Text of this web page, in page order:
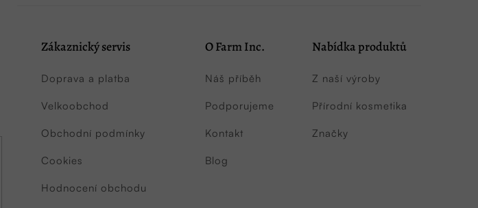
Zákaznický servis
Doprava a platba
Velkoobchod
Obchodní podmínky
Cookies
Hodnocení obchodu
O Farm Inc.
Náš příběh
Podporujeme
Kontakt
Blog
Nabídka produktů
Z naší výroby
Přírodní kosmetika
Značky